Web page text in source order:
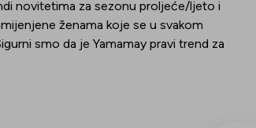
novitetima za sezonu proljeće/ljeto i
ženama koje se u svakom
smo da je Yamamay pravi trend za